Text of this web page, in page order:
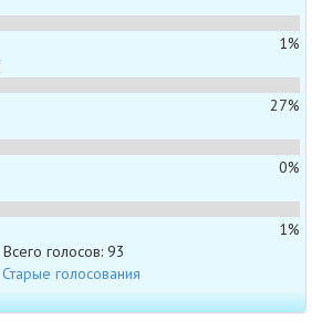
1%
27%
0%
1%
Всего голосов: 93
Старые голосования